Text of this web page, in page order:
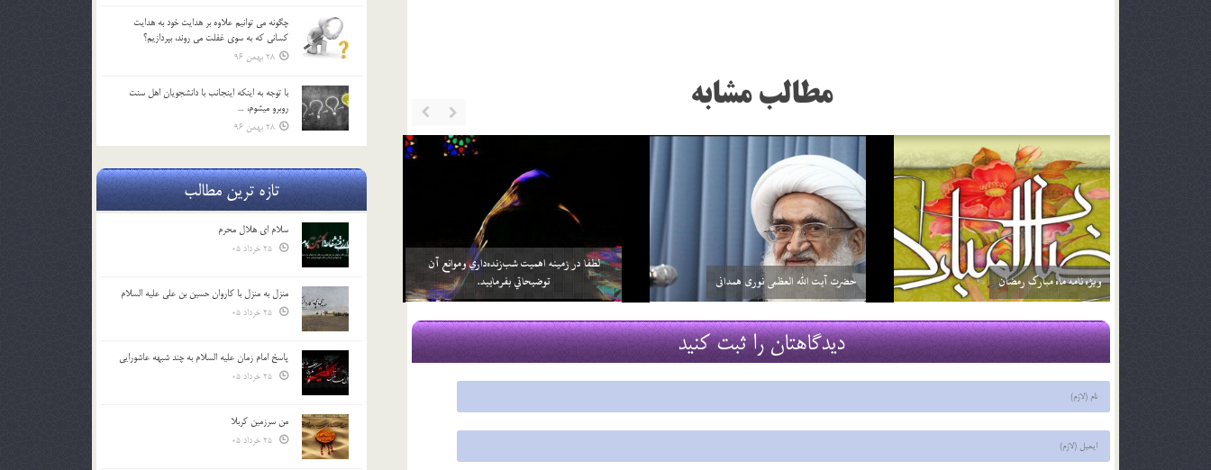
مطالب مشابه
اگر تأثير ترجمه قرآن براي من بيشتر باشد آيا مي توانم
فقط ترجمه آن را بخوانم؟ آيا اشكالي ندارد؟
2 اسفند 96
خداوند نمي‌خواهد بيش از واجبات خودش، چيزي را
بر خود واجب كني…
2 اسفند 96
سلامي كه بعد از اتمام نماز به 3 امام داده مي‌شود منشأ
آن چيست؟
2 اسفند 96
دیدگاهتان را ثبت کنید
چگونه مي توانيم علاوه بر هدايت خود به هدايت
كساني كه به سوي غفلت مي روند، بپردازيم؟
28 بهمن 96
با توجه به اينكه اينجانب با دانشجويان اهل سنت
روبرو مي‎شوم، …
28 بهمن 96
تازه ترین مطالب
سلام ای هلال محرم
منزل به منزل با کاروان حسین بن علی علیه السلام
پاسخ امام زمان علیه السلام به چند شبهه عاشورایی
من سرزمین کربلا